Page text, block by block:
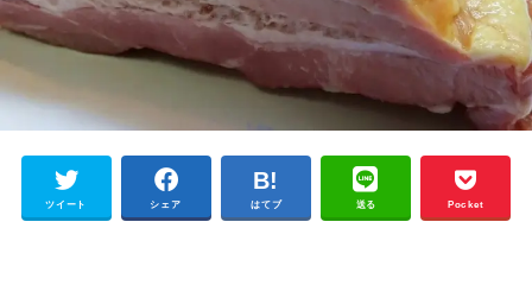
ツイート シェア はてブ 送る Pocket